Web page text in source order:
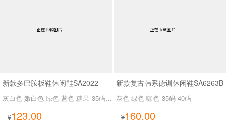
新款多巴胺板鞋休闲鞋SA2022
灰白色 嫩白色 绿色 蓝色 糖果 35码-39码
¥123.00
新款复古韩系德训休闲鞋SA6263B
灰色 绿色 咖色 35码-40码
¥160.00